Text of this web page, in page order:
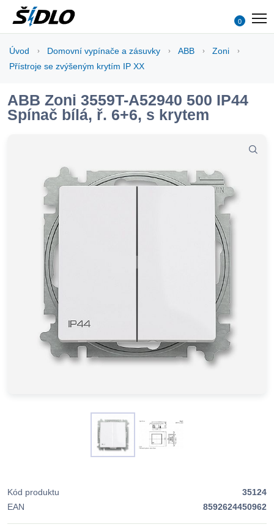
0
Úvod Domovní vypínače a zásuvky ABB
Zoni
Přístroje se zvýšeným krytím IP XX
ABB Zoni 3559T-A52940 500 IP44
Spínač bílá, ř. 6+6, s krytem
Kód produktu
35124
EAN
8592624450962